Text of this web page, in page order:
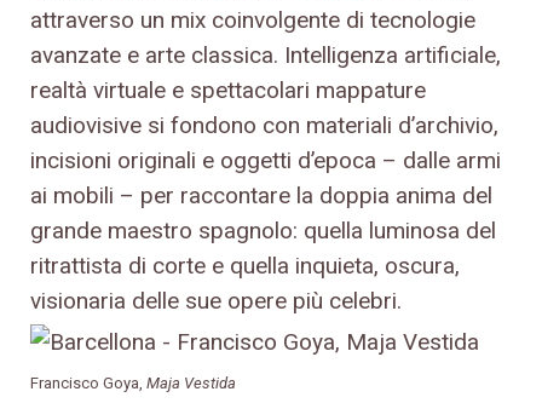
attraverso un mix coinvolgente di tecnologie
avanzate e arte classica. Intelligenza artificiale,
realtà virtuale e spettacolari mappature
audiovisive si fondono con materiali d’archivio,
incisioni originali e oggetti d’epoca – dalle armi
ai mobili – per raccontare la doppia anima del
grande maestro spagnolo: quella luminosa del
ritrattista di corte e quella inquieta, oscura,
visionaria delle sue opere più celebri.
Francisco Goya, Maja Vestida